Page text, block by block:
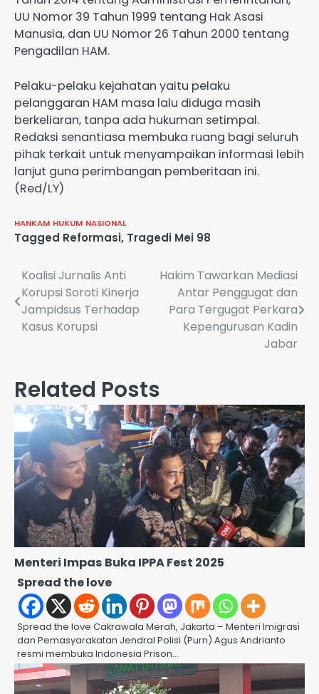
UU Nomor 39 Tahun 1999 tentang Hak Asasi
Manusia, dan UU Nomor 26 Tahun 2000 tentang
Pengadilan HAM.
Pelaku-pelaku kejahatan yaitu pelaku
pelanggaran HAM masa lalu diduga masih
berkeliaran, tanpa ada hukuman setimpal.
Redaksi senantiasa membuka ruang bagi seluruh
pihak terkait untuk menyampaikan informasi lebih
lanjut guna perimbangan pemberitaan ini.
(Red/LY)
HANKAM HUKUM NASIONAL
Tagged Reformasi, Tragedi Mei 98
Navigasi
pos
Koalisi Jurnalis Anti
Korupsi Soroti Kinerja
Jampidsus Terhadap
Kasus Korupsi
Hakim Tawarkan Mediasi
Antar Penggugat dan
Para Tergugat Perkara
Kepengurusan Kadin
Jabar
Related Posts
Menteri Impas Buka IPPA Fest 2025
Spread the love
Spread the love Cakrawala Merah, Jakarta – Menteri Imigrasi
dan Pemasyarakatan Jendral Polisi (Purn) Agus Andrianto
resmi membuka Indonesia Prison…